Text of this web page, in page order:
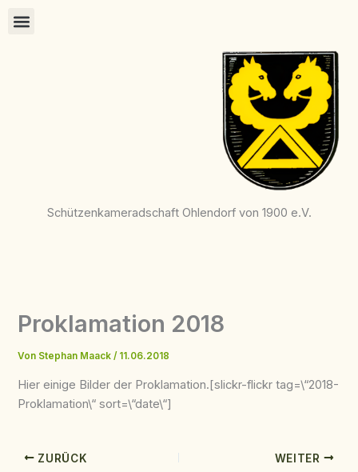
Inhalt
Schützenkameradschaft Ohlendorf von 1900 e.V.
Proklamation 2018
Von Stephan Maack/ 11.06.2018
Hier einige Bilder der Proklamation.[slickr-flickr tag=\“2018-
Proklamation\“ sort=\“date\“]
ZURÜCK WEITER